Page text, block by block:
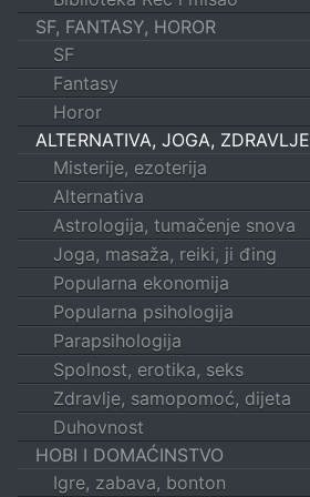
SF, FANTASY, HOROR
SF
Fantasy
Horor
ALTERNATIVA, JOGA, ZDRAVLJE
Misterije, ezoterija
Alternativa
Astrologija, tumačenje snova
Joga, masaža, reiki, ji đing
Popularna ekonomija
Popularna psihologija
Parapsihologija
Spolnost, erotika, seks
Zdravlje, samopomoć, dijeta
Duhovnost
HOBI I DOMAĆINSTVO
Igre, zabava, bonton